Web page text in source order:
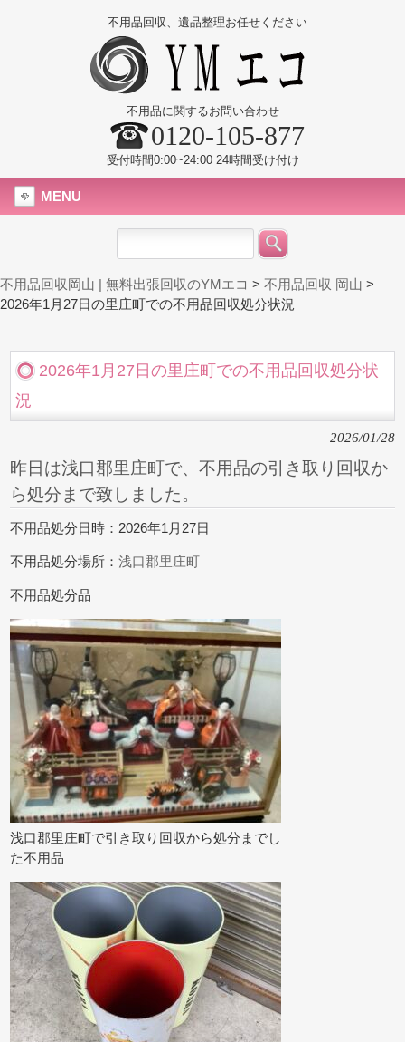
不用品回収、遺品整理お任せください
不用品に関するお問い合わせ
0120-105-877
受付時間0:00~24:00 24時間受け付け
MENU
不用品回収岡山 | 無料出張回収のYMエコ > 不用品回収 岡山 >
2026年1月27日の里庄町での不用品回収処分状況
2026年1月27日の里庄町での不用品回収処分状
況
2026/01/28
昨日は浅口郡里庄町で、不用品の引き取り回収か
ら処分まで致しました。
不用品処分日時：2026年1月27日
不用品処分場所：浅口郡里庄町
不用品処分品
浅口郡里庄町で引き取り回収から処分までし
た不用品